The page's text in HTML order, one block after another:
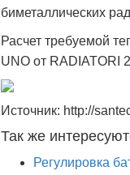
биметаллических
Расчет требуемой
UNO от RADIATORI
Источник: http://
Так же
Регулировка